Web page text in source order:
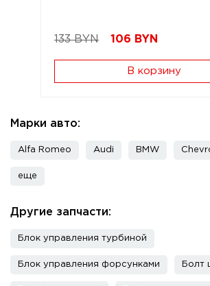
133 BYN 106 BYN
В корзину
Марки авто:
Alfa Romeo Audi BMW
еще
Другие запчасти:
Блок управления турбиной
Блок управления форсунками Болт